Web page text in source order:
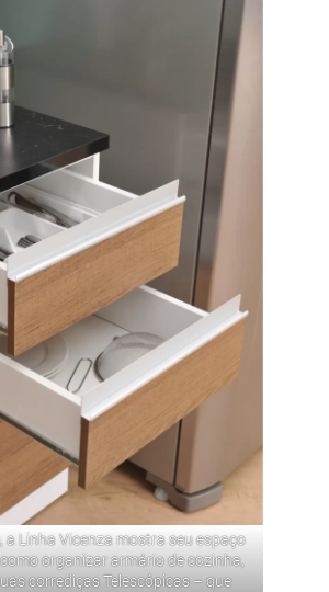
a Linha Vicenza mostra seu espaço
organizar armário de cozinha,
corrediças Telescópicas – que